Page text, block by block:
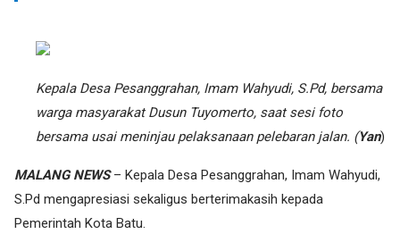
Kepala Desa Pesanggrahan, Imam Wahyudi, S.Pd, bersama
warga masyarakat Dusun Tuyomerto, saat sesi foto
bersama usai meninjau pelaksanaan pelebaran jalan. (Yan)
MALANG NEWS– Kepala Desa Pesanggrahan, Imam Wahyudi,
S.Pd mengapresiasi sekaligus berterimakasih kepada
Pemerintah Kota Batu.